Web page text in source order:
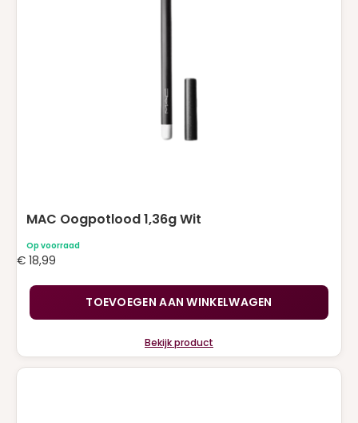
MAC Oogpotlood 1,36g Wit
Op voorraad
€ 18,99
TOEVOEGEN AAN WINKELWAGEN
Bekijk product